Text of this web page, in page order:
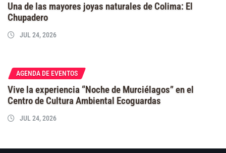
Una de las mayores joyas naturales de Colima: El
Chupadero
JUL 24, 2026
AGENDA DE EVENTOS
Vive la experiencia “Noche de Murciélagos” en el
Centro de Cultura Ambiental Ecoguardas
JUL 24, 2026